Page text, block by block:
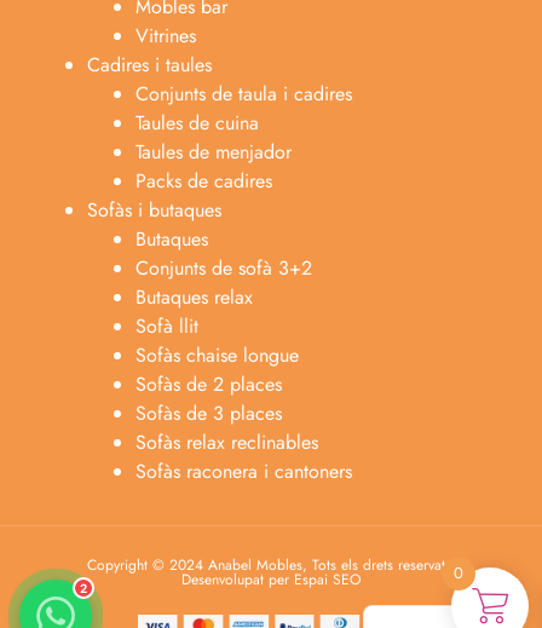
Mobles bar
Vitrines
Cadires i taules
Conjunts de taula i cadires
Taules de cuina
Taules de menjador
Packs de cadires
Sofàs i butaques
Butaques
Conjunts de sofà 3+2
Butaques relax
Sofà llit
Sofàs chaise longue
Sofàs de 2 places
Sofàs de 3 places
Sofàs relax reclinables
Sofàs raconera i cantoners
Copyright © 2024 Anabel Mobles, Tots els drets reservats.
Desenvolupat per Espai SEO 0
Español
Lun-dom 9:00am-10pm
2